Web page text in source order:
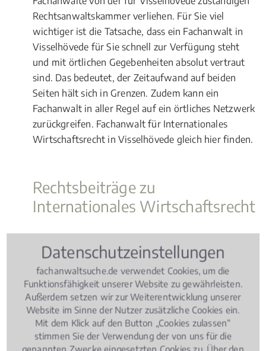
Rechtsanwaltskammer verliehen. Für Sie viel
wichtiger ist die Tatsache, dass ein Fachanwalt in
Visselhövede für Sie schnell zur Verfügung steht
und mit örtlichen Gegebenheiten absolut vertraut
sind. Das bedeutet, der Zeitaufwand auf beiden
Seiten hält sich in Grenzen. Zudem kann ein
Fachanwalt in aller Regel auf ein örtliches Netzwerk
zurückgreifen. Fachanwalt für Internationales
Wirtschaftsrecht in Visselhövede gleich hier finden.
Rechtsbeiträge zu
Internationales Wirtschaftsrecht
Jäger und Jagd – Wie ist die Rechtslage?
Datenschutzeinstellungen
fachanwaltsuche.de verwendet Cookies, um die
Funktionsfähigkeit unserer Website zu gewährleisten.
Außerdem setzen wir zur Weiterentwicklung unserer
Website im Sinne der Nutzer zusätzliche Cookies ein.
Mit dem Klick auf den Button „Cookies zulassen“
stimmen Sie der Verwendung der von uns für die